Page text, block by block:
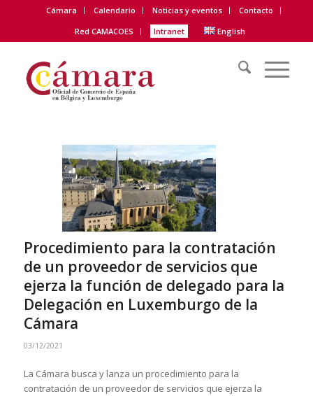
Cámara Calendario Noticias y eventos
Contacto
Red CAMACOES
Intranet English
Procedimiento para la contratación
de un proveedor de servicios que
ejerza la función de delegado para la
Delegación en Luxemburgo de la
Cámara
03/12/2021
La Cámara busca y lanza un procedimiento para la
contratación de un proveedor de servicios que ejerza la